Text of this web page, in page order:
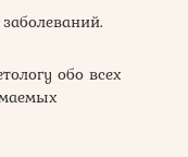
обо всех